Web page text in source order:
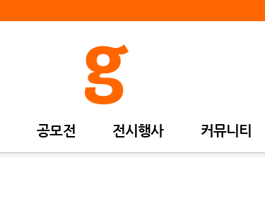
공모전 전시행사 커뮤니티